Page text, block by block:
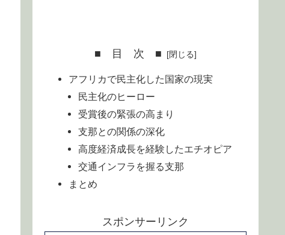
■ 目 次 ■
アフリカで民主化した国家の現実
民主化のヒーロー
受賞後の緊張の高まり
支那との関係の深化
高度経済成長を経験したエチオピア
交通インフラを握る支那
まとめ
スポンサーリンク